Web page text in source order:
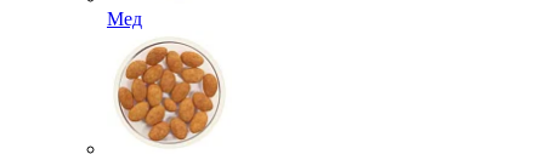
Мед